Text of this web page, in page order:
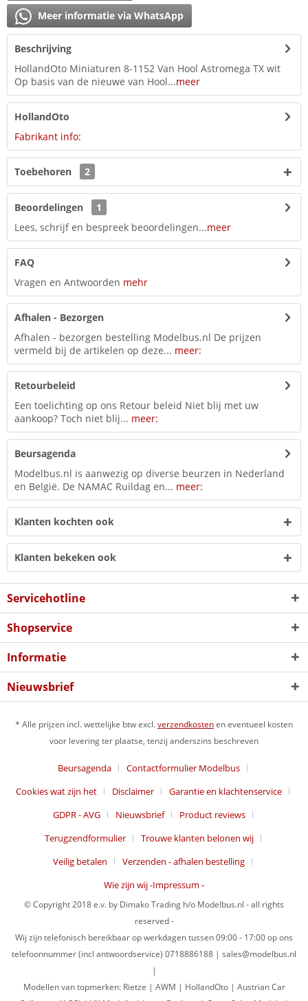
Meer informatie via WhatsApp
Beschrijving
HollandOto Miniaturen 8-1152 Van Hool Astromega TX wit
Op basis van de nieuwe van Hool...meer
HollandOto
Fabrikant info:
Toebehoren 2
Beoordelingen
1
Lees, schrijf en bespreek beoordelingen...meer
FAQ
Vragen en Antwoorden mehr
Afhalen - Bezorgen
Afhalen - bezorgen bestelling Modelbus.nl De prijzen
vermeld bij de artikelen op deze... meer:
Retourbeleid
Een toelichting op ons Retour beleid Niet blij met uw
aankoop? Toch niet blij... meer:
Beursagenda
Modelbus.nl is aanwezig op diverse beurzen in Nederland
en België. De NAMAC Ruildag en... meer:
Klanten kochten ook
Klanten bekeken ook
Servicehotline
Shopservice
Informatie
Nieuwsbrief
* Alle prijzen incl. wettelijke btw excl.verzendkostenen eventueel kosten
voor levering ter plaatse, tenzij anderszins beschreven
Beursagenda
Contactformulier Modelbus
Cookies wat zijn het
Disclaimer
Garantie en klachtenservice
GDPR - AVG
Nieuwsbrief
Product reviews
Terugzendformulier
Trouwe klanten belonen wij
Veilig betalen
Verzenden - afhalen bestelling
Wie zijn wij -Impressum -
© Copyright 2018 e.v. by Dimako Trading h/o Modelbus.nl - all rights
reserved -
Wij zijn telefonisch bereikbaar op werkdagen tussen 09:00 - 17:00 op ons
telefoonnummer (incl antwoordservice) 0718886188 | sales@modelbus.nl
|
Modellen van topmerken: Rietze | AWM | HollandOto | Austrian Car